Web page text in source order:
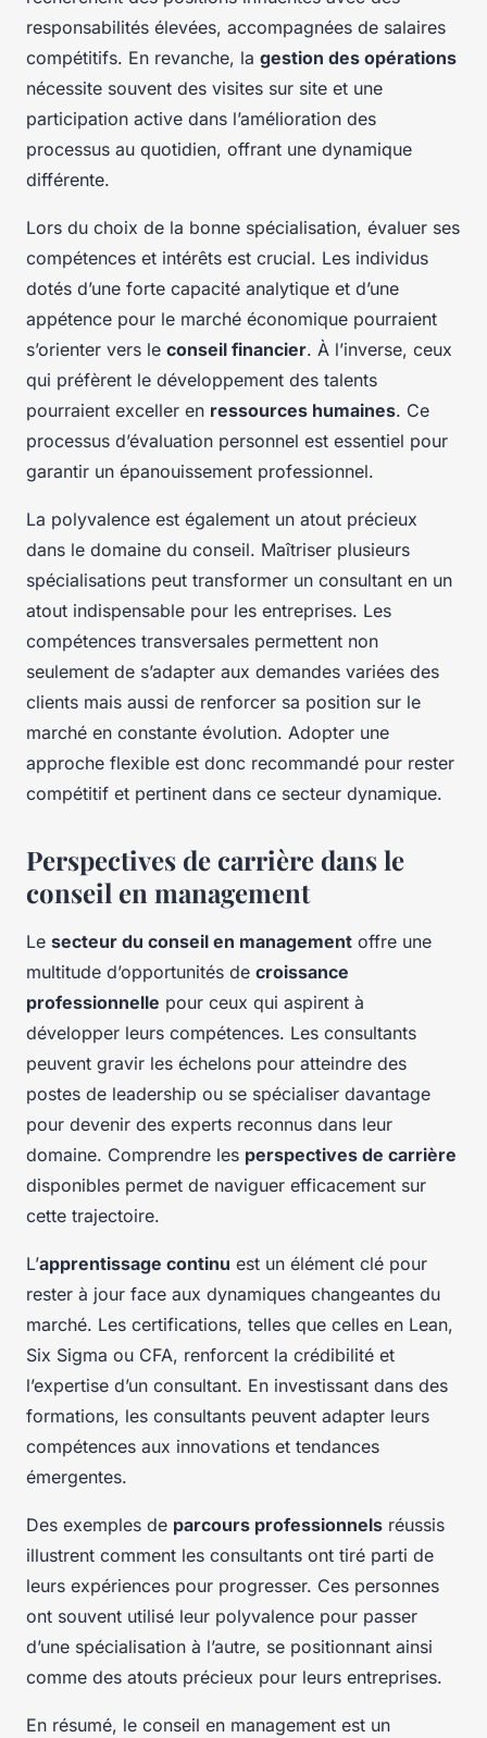
responsabilités élevées, accompagnées de salaires
compétitifs. En revanche, la gestion des opérations
nécessite souvent des visites sur site et une
participation active dans l’amélioration des
processus au quotidien, offrant une dynamique
différente.
Lors du choix de la bonne spécialisation, évaluer ses
compétences et intérêts est crucial. Les individus
dotés d’une forte capacité analytique et d’une
appétence pour le marché économique pourraient
s’orienter vers le conseil financier. À l’inverse, ceux
qui préfèrent le développement des talents
pourraient exceller en ressources humaines. Ce
processus d’évaluation personnel est essentiel pour
garantir un épanouissement professionnel.
La polyvalence est également un atout précieux
dans le domaine du conseil. Maîtriser plusieurs
spécialisations peut transformer un consultant en un
atout indispensable pour les entreprises. Les
compétences transversales permettent non
seulement de s’adapter aux demandes variées des
clients mais aussi de renforcer sa position sur le
marché en constante évolution. Adopter une
approche flexible est donc recommandé pour rester
compétitif et pertinent dans ce secteur dynamique.
Perspectives de carrière dans le
conseil en management
Le secteur du conseil en management offre une
multitude d’opportunités de croissance
professionnelle pour ceux qui aspirent à
développer leurs compétences. Les consultants
peuvent gravir les échelons pour atteindre des
postes de leadership ou se spécialiser davantage
pour devenir des experts reconnus dans leur
domaine. Comprendre les perspectives de carrière
disponibles permet de naviguer efficacement sur
cette trajectoire.
L’apprentissage continu est un élément clé pour
rester à jour face aux dynamiques changeantes du
marché. Les certifications, telles que celles en Lean,
Six Sigma ou CFA, renforcent la crédibilité et
l’expertise d’un consultant. En investissant dans des
formations, les consultants peuvent adapter leurs
compétences aux innovations et tendances
émergentes.
Des exemples de parcours professionnels réussis
illustrent comment les consultants ont tiré parti de
leurs expériences pour progresser. Ces personnes
ont souvent utilisé leur polyvalence pour passer
d’une spécialisation à l’autre, se positionnant ainsi
comme des atouts précieux pour leurs entreprises.
En résumé, le conseil en management est un